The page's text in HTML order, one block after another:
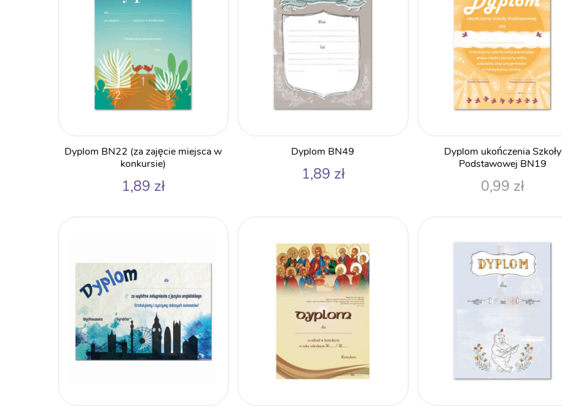
Dyplom BN22 (za zajęcie miejsca w
konkursie)
1,89 zł
Dyplom BN49
1,89 zł
Dyplom ukończenia Szkoły
Podstawowej BN19
0,99 zł